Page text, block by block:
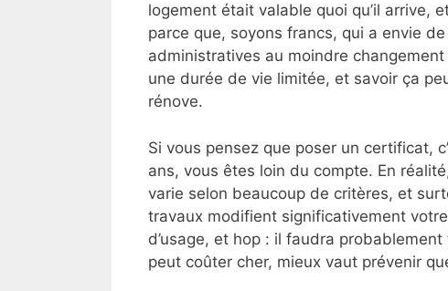
logement était valable quoi qu’il arrive,
parce que, soyons francs, qui a envie
administratives au moindre
une durée de vie limitée, et savoir ça
rénove.
Si vous pensez que poser un certificat,
ans, vous êtes loin du compte. En
varie selon beaucoup de critères, et
travaux modifient significativement
d’usage, et hop : il faudra
peut coûter cher, mieux vaut prévenir